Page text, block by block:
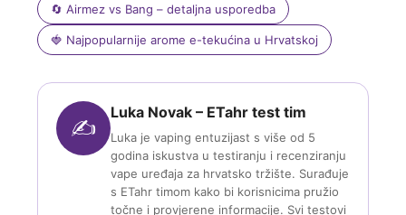
🔄 Airmez vs Bang – detaljna usporedba
🍓 Najpopularnije arome e-tekućina u Hrvatskoj
✍️
Luka Novak – ETahr test tim
Luka je vaping entuzijast s više od 5
godina iskustva u testiranju i recenziranju
vape uređaja za hrvatsko tržište. Surađuje
s ETahr timom kako bi korisnicima pružio
točne i provjerene informacije. Svi testovi